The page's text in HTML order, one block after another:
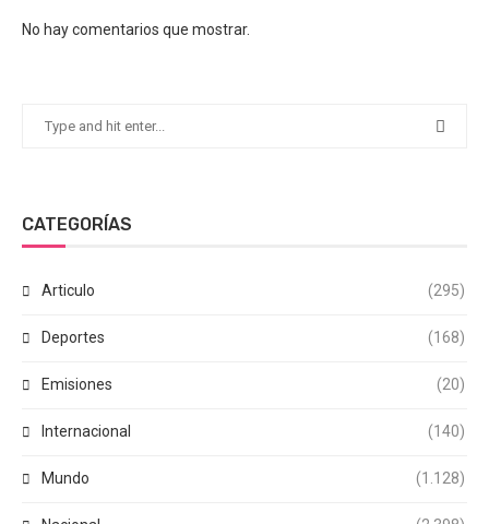
No hay comentarios que mostrar.
CATEGORÍAS
Articulo (295)
Deportes (168)
Emisiones (20)
Internacional (140)
Mundo (1.128)